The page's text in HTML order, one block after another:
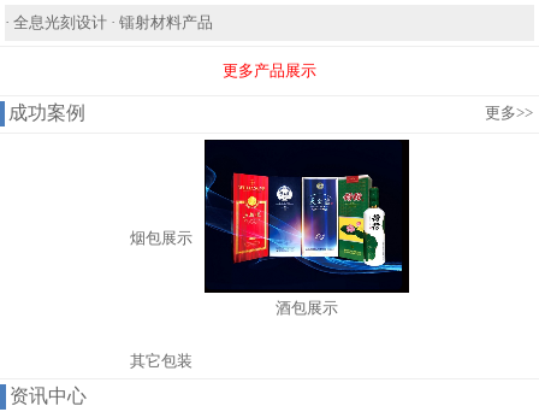
· 全息光刻设计 · 镭射材料产品
更多产品展示
成功案例 更多>>
烟包展示
酒包展示
其它包装
资讯中心